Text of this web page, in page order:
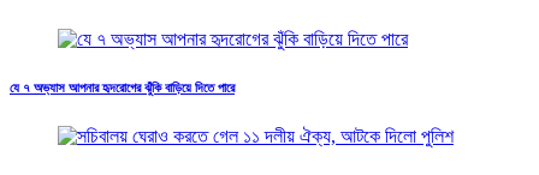
যে ৭ অভ্যাস আপনার হৃদরোগের ঝুঁকি বাড়িয়ে দিতে পারে